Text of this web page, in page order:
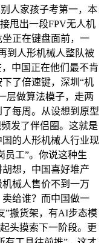
人家孩子考第一，本
甩出一段FPV无人机
正在键盘面前，一
到人形机械人整队被
中国正在他们最不肯
了倍速键，深圳“机
层做算法模子，走两
每周。从设想到原型
发了伴侣圈。这就是
的人形机械人行业现
员工”。你说这种生
想，中国喜好堆产
械人售价不到一万
给谁？而中国做一
”搬货架，有AI步态模
头摸索下一阶段。更